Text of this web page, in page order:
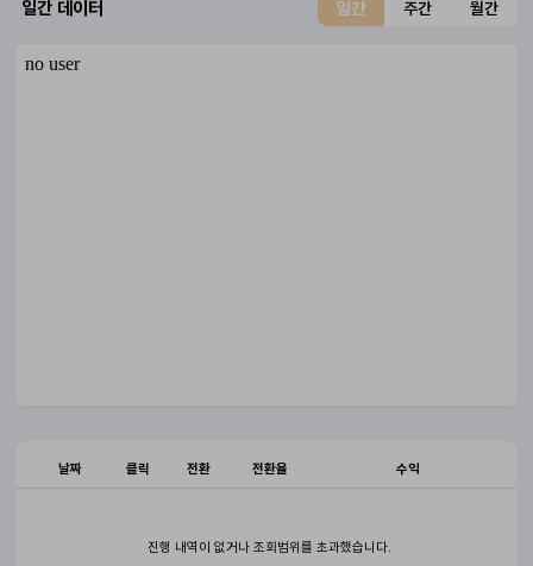
일간 데이터 일간 주간 월간
날짜 클릭 전환 전환율 수익
진행 내역이 없거나 조회범위를 초과했습니다.